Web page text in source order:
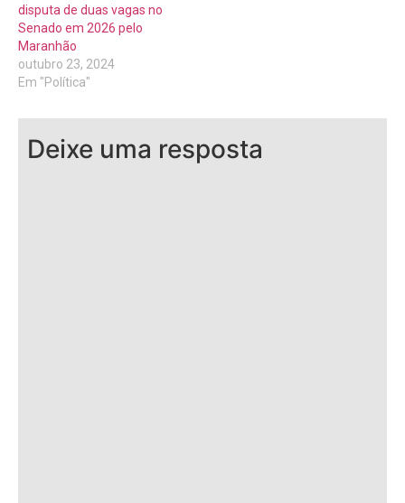
disputa de duas vagas no
Senado em 2026 pelo
Maranhão
outubro 23, 2024
Em "Política"
Deixe uma resposta